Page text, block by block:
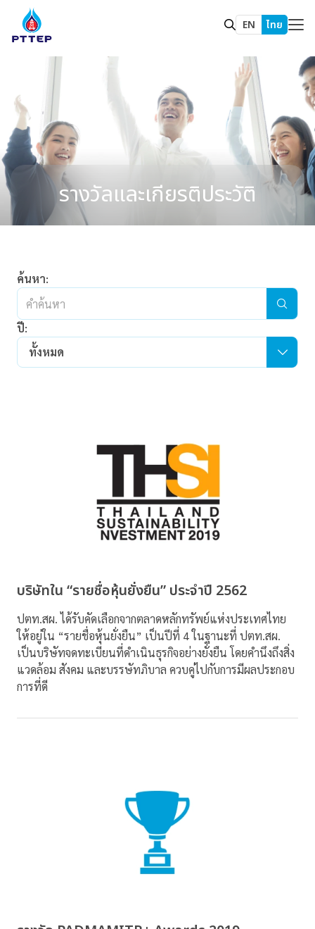
EN ไทย
รางวัลและเกียรติประวัติ
ค้นหา:
ปี:
ทั้งหมด
บริษัทใน “รายชื่อหุ้นยั่งยืน” ประจำปี 2562
ปตท.สผ. ได้รับคัดเลือกจากตลาดหลักทรัพย์แห่งประเทศไทย
ให้อยู่ใน “รายชื่อหุ้นยั่งยืน” เป็นปีที่ 4 ในฐานะที่ ปตท.สผ.
เป็นบริษัทจดทะเบียนที่ดำเนินธุรกิจอย่างยั่งยืน โดยคำนึงถึงสิ่ง
แวดล้อม สังคม และบรรษัทภิบาล ควบคู่ไปกับการมีผลประกอบ
การที่ดี